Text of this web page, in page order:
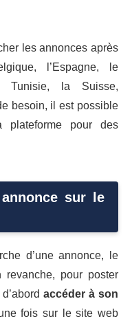
les annonces après
l’Espagne, le
Tunisie, la Suisse,
besoin, il est possible
pour des
sur le
d’une annonce, le
revanche, pour poster
accéder à son
fois sur le site web